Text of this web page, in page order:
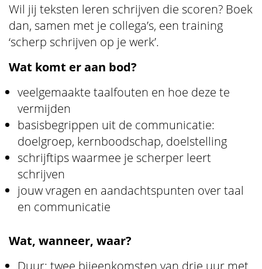
Wil jij teksten leren schrijven die scoren? Boek
dan, samen met je collega’s, een training
‘scherp schrijven op je werk’.
Wat komt er aan bod?
veelgemaakte taalfouten en hoe deze te
vermijden
basisbegrippen uit de communicatie:
doelgroep, kernboodschap, doelstelling
schrijftips waarmee je scherper leert
schrijven
jouw vragen en aandachtspunten over taal
en communicatie
Wat, wanneer, waar?
Duur: twee bijeenkomsten van drie uur met